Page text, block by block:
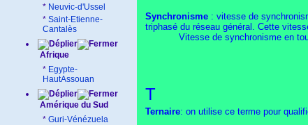
* Neuvic-d'Ussel
* Saint-Etienne-
Cantalès
Afrique
* Egypte-
HautAssouan
Amérique du Sud
* Guri-Vénézuela
Synchronisme : vitesse de
triphasé du réseau général. Cette
Vitesse de synchronisme en
T
Ternaire: on utilise ce terme pour